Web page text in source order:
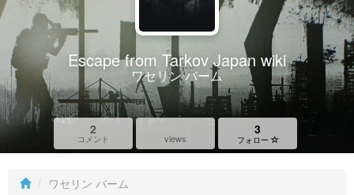
Escape from Tarkov Japan wiki
ワセリン バーム
2
コメント views
3
フォロー
ワセリン バーム